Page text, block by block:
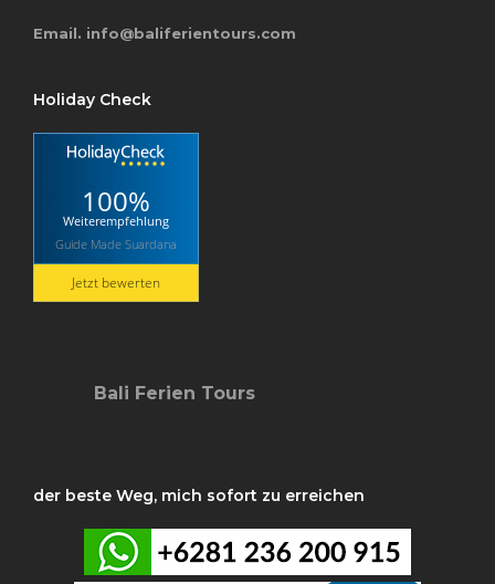
Email. info@baliferientours.com
Holiday Check
100%
Weiterempfehlung
Guide Made Suardana
Jetzt bewerten
Bali Ferien Tours
der beste Weg, mich sofort zu erreichen